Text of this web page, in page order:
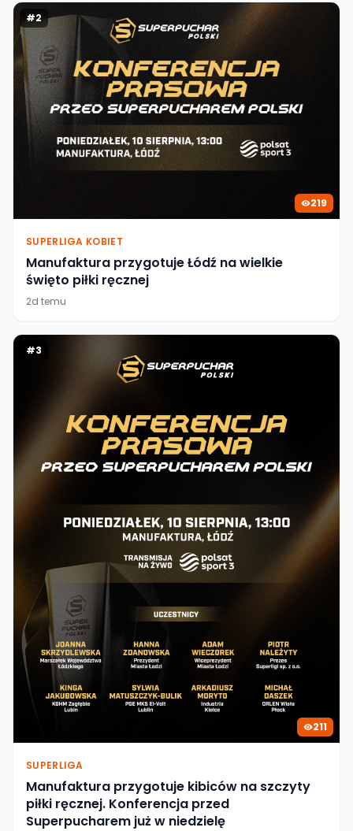
#2
219
SUPERLIGA KOBIET
Manufaktura przygotuje Łódź na wielkie
święto piłki ręcznej
2d temu
#3
211
SUPERLIGA
Manufaktura przygotuje kibiców na szczyty
piłki ręcznej. Konferencja przed
Superpucharem już w niedzielę